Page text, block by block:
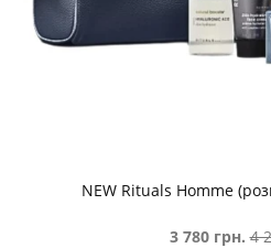
NEW Rituals Homme
3 780 грн. 4